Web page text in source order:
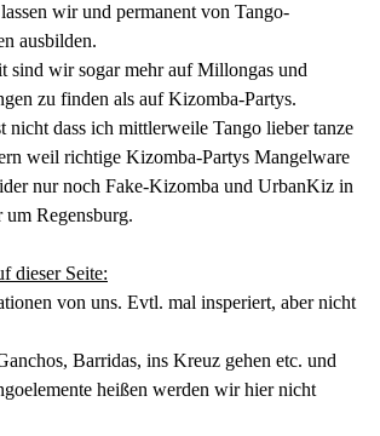
wir und permanent von Tango-
ausbilden.
sind wir sogar mehr auf Millongas und
zu finden als auf Kizomba-Partys.
nicht dass ich mittlerweile Tango lieber tanze
weil richtige Kizomba-Partys Mangelware
nur noch Fake-Kizomba und UrbanKiz in
Regensburg.
dieser Seite:
von uns. Evtl. mal insperiert, aber nicht
Barridas, ins Kreuz gehen etc. und
heißen werden wir hier nicht